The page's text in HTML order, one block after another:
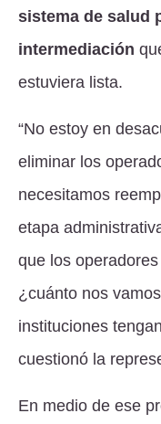
sistema de salud
intermediación
estuviera lista.
“No estoy en
eliminar los
necesitamos
etapa
que los
¿cuánto nos
instituciones
cuestionó la
En medio de ese